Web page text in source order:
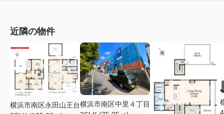
近隣の物件
横浜市南区永田山王台横浜市南区中里４丁目